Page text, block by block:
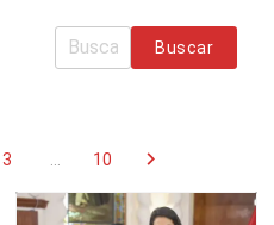
Buscar
3 10 chevron_right